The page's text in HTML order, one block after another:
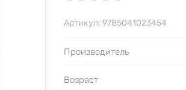
Артикул: 9785041023454
Производитель
Возраст